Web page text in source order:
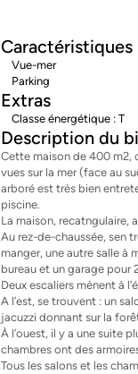
Vue-mer
Parking
Extras
Classe énergétique : T
Description du
Cette maison de 400 m2,
vues sur la mer (face au
arboré est très bien
piscine.
La maison, recatngulaire,
Au rez-de-chaussée, sen
manger, une autre salle à
bureau et un garage pour
Deux escaliers mènent à
A l’est, se trouvent : un
jacuzzi donnant sur la
À l’ouest, il y a une suite
chambres ont des
Tous les salons et les